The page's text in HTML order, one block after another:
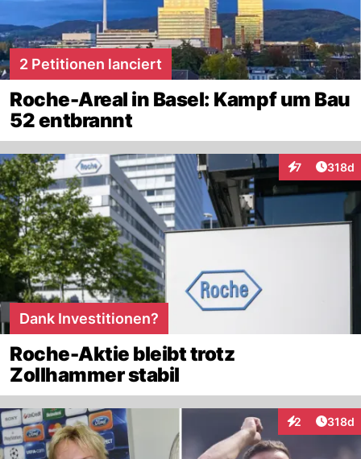
2 Petitionen lanciert
Roche-Areal in Basel: Kampf um Bau
52 entbrannt
7
Interaktionen
318d
Dank Investitionen?
Roche-Aktie bleibt trotz
Zollhammer stabil
2
Interaktionen
318d